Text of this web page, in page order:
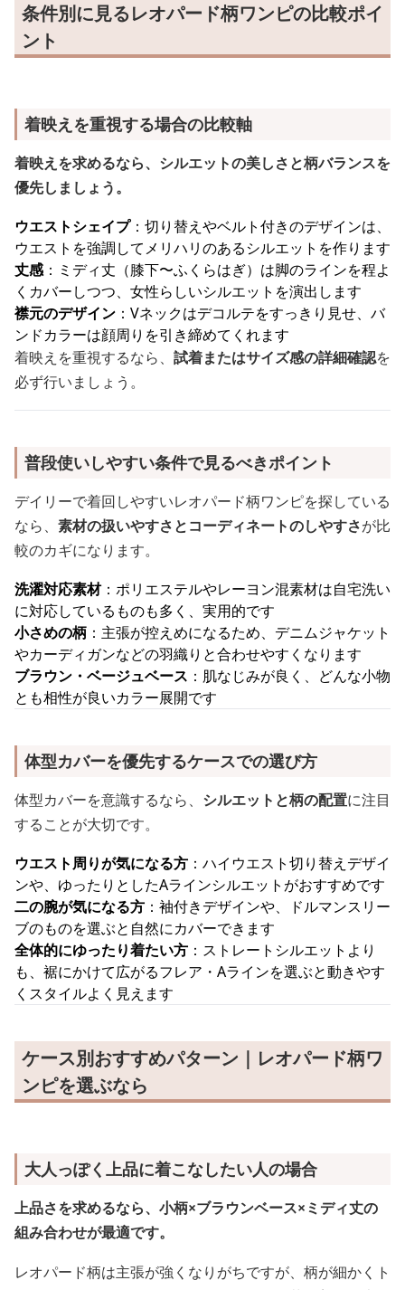
条件別に見るレオパード柄ワンピの比較ポイ
ント
着映えを重視する場合の比較軸
着映えを求めるなら、シルエットの美しさと柄バランスを
優先しましょう。
ウエストシェイプ：切り替えやベルト付きのデザインは、
ウエストを強調してメリハリのあるシルエットを作ります
丈感：ミディ丈（膝下〜ふくらはぎ）は脚のラインを程よ
くカバーしつつ、女性らしいシルエットを演出します
襟元のデザイン ：Vネックはデコルテをすっきり見せ、バ
ンドカラーは顔周りを引き締めてくれます
着映えを重視するなら、 試着またはサイズ感の詳細確認を
必ず行いましょう。
普段使いしやすい条件で見るべきポイント
デイリーで着回しやすいレオパード柄ワンピを探している
なら、 素材の扱いやすさとコーディネートのしやすさが比
較のカギになります。
洗濯対応素材：ポリエステルやレーヨン混素材は自宅洗い
に対応しているものも多く、実用的です
小さめの柄 ：主張が控えめになるため、デニムジャケット
やカーディガンなどの羽織りと合わせやすくなります
ブラウン・ベージュベース ：肌なじみが良く、どんな小物
とも相性が良いカラー展開です
体型カバーを優先するケースでの選び方
体型カバーを意識するなら、 シルエットと柄の配置に注目
することが大切です。
ウエスト周りが気になる方 ：ハイウエスト切り替えデザイ
ンや、ゆったりとしたAラインシルエットがおすすめです
二の腕が気になる方 ：袖付きデザインや、ドルマンスリー
ブのものを選ぶと自然にカバーできます
全体的にゆったり着たい方 ：ストレートシルエットより
も、裾にかけて広がるフレア・Aラインを選ぶと動きやす
くスタイルよく見えます
ケース別おすすめパターン｜レオパード柄ワ
ンピを選ぶなら
大人っぽく上品に着こなしたい人の場合
上品さを求めるなら、小柄×ブラウンベース×ミディ丈の
組み合わせが最適です。
レオパード柄は主張が強くなりがちですが、柄が細かくト